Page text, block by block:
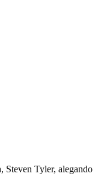
Steven Tyler, alegando